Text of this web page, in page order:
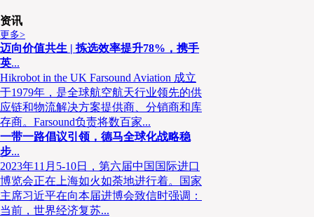
资讯
更多>
迈向价值共生 | 拣选效率提升78%，携手
英...
Hikrobot in the UK Farsound Aviation 成立
于1979年，是全球航空航天行业领先的供
应链和物流解决方案提供商、分销商和库
存商。Farsound负责将数百家...
一带一路倡议引领，德马全球化战略稳
步...
2023年11月5-10日，第六届中国国际进口
博览会正在上海如火如荼地进行着。国家
主席习近平在向本届进博会致信时强调：
当前，世界经济复苏...